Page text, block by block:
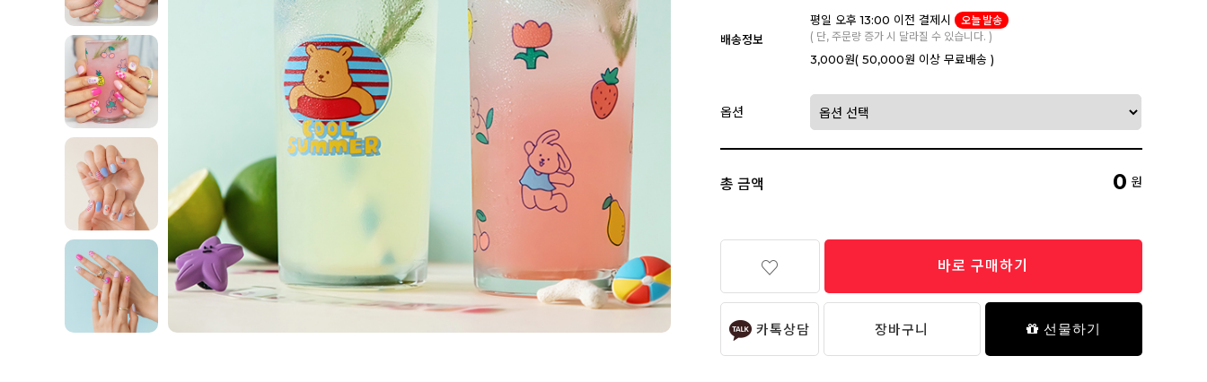
배송정보
평일 오후 13:00 이전 결제시
오늘 발송
( 단, 주문량 증가 시 달라질 수 있습니다. )
3,000원( 50,000원 이상 무료배송 )
옵션
총 금액 0 원
바로 구매하기
카톡상담 장바구니 선물하기